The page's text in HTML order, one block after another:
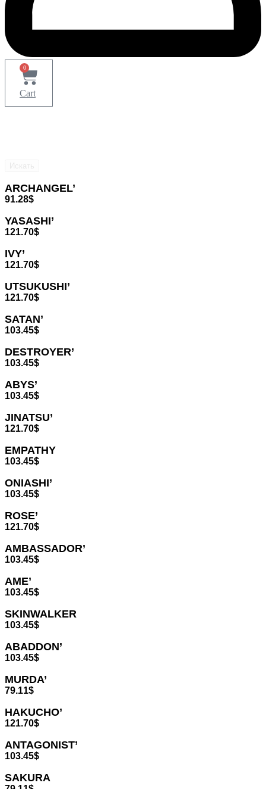
0
Cart
ARCHANGEL’
91.28$
YASASHI’
121.70$
IVY’
121.70$
UTSUKUSHI’
121.70$
SATAN’
103.45$
DESTROYER’
103.45$
ABYS’
103.45$
JINATSU’
121.70$
EMPATHY
103.45$
ONIASHI’
103.45$
ROSE’
121.70$
AMBASSADOR’
103.45$
AME’
103.45$
SKINWALKER
103.45$
ABADDON’
103.45$
MURDA’
79.11$
HAKUCHO’
121.70$
ANTAGONIST’
103.45$
SAKURA